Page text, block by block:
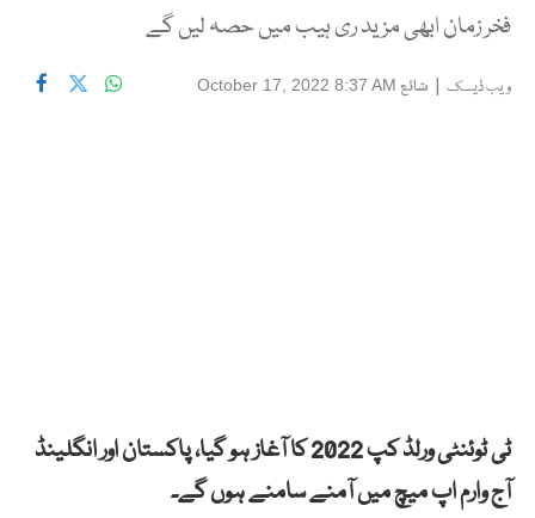
فخر زمان ابھی مزید ری ہیب میں حصہ لیں گے
ویب ڈیسک | شائع October 17, 2022 8:37 AM
ٹی ٹوئنٹی ورلڈ کپ 2022 کا آغاز ہو گیا، پاکستاناورانگلینڈ
آجوارماپمیچمیںآمنےسامنےہوںگے۔